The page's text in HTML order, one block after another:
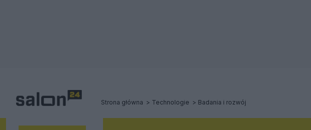
Strona główna Technologie Badania i rozwój